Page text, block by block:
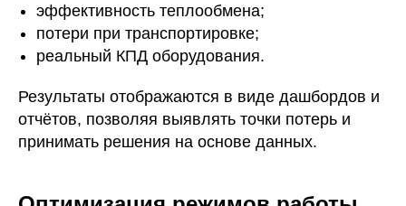
эффективность теплообмена;
потери при транспортировке;
реальный КПД оборудования.
Результаты отображаются в виде дашбордов и
отчётов, позволяя выявлять точки потерь и
принимать решения на основе данных.